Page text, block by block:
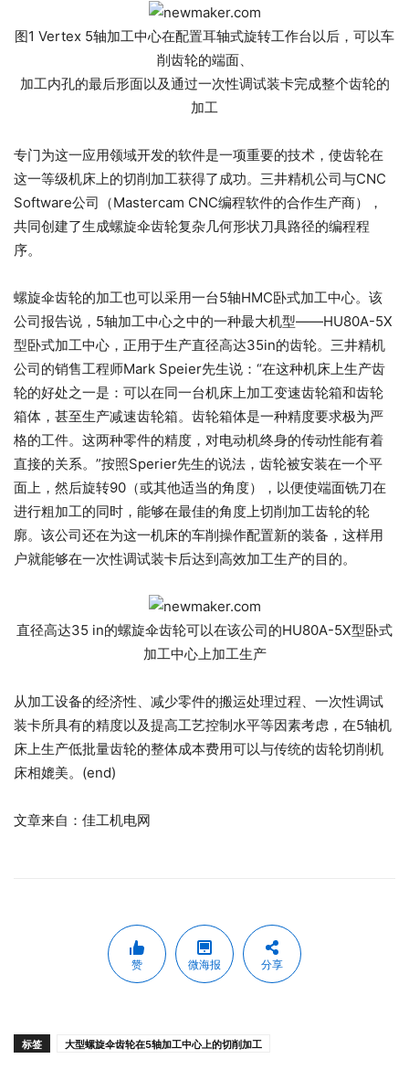
图1 Vertex 5轴加工中心在配置耳轴式旋转工作台以后，可以车
削齿轮的端面、
加工内孔的最后形面以及通过一次性调试装卡完成整个齿轮的
加工
专门为这一应用领域开发的软件是一项重要的技术，使齿轮在
这一等级机床上的切削加工获得了成功。三井精机公司与CNC
Software公司（Mastercam CNC编程软件的合作生产商），
共同创建了生成螺旋伞齿轮复杂几何形状刀具路径的编程程
序。
螺旋伞齿轮的加工也可以采用一台5轴HMC卧式加工中心。该
公司报告说，5轴加工中心之中的一种最大机型——HU80A-5X
型卧式加工中心，正用于生产直径高达35in的齿轮。三井精机
公司的销售工程师Mark Speier先生说：“在这种机床上生产齿
轮的好处之一是：可以在同一台机床上加工变速齿轮箱和齿轮
箱体，甚至生产减速齿轮箱。齿轮箱体是一种精度要求极为严
格的工件。这两种零件的精度，对电动机终身的传动性能有着
直接的关系。”按照Sperier先生的说法，齿轮被安装在一个平
面上，然后旋转90（或其他适当的角度），以便使端面铣刀在
进行粗加工的同时，能够在最佳的角度上切削加工齿轮的轮
廓。该公司还在为这一机床的车削操作配置新的装备，这样用
户就能够在一次性调试装卡后达到高效加工生产的目的。
直径高达35 in的螺旋伞齿轮可以在该公司的HU80A-5X型卧式
加工中心上加工生产
从加工设备的经济性、减少零件的搬运处理过程、一次性调试
装卡所具有的精度以及提高工艺控制水平等因素考虑，在5轴机
床上生产低批量齿轮的整体成本费用可以与传统的齿轮切削机
床相媲美。(end)
文章来自：佳工机电网
赞 微海报 分享
标签 大型螺旋伞齿轮在5轴加工中心上的切削加工